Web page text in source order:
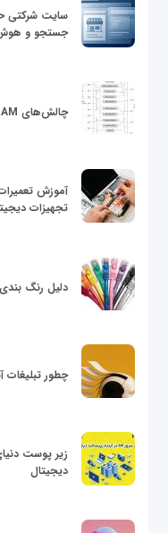
سایت شرکتی
جستجو و
چالش‌های RAM در Workloadهای محاسباتی HPC
آموزش
تجهیزات
دلیل رنگ
چطور تبلیغات
دیجیتال